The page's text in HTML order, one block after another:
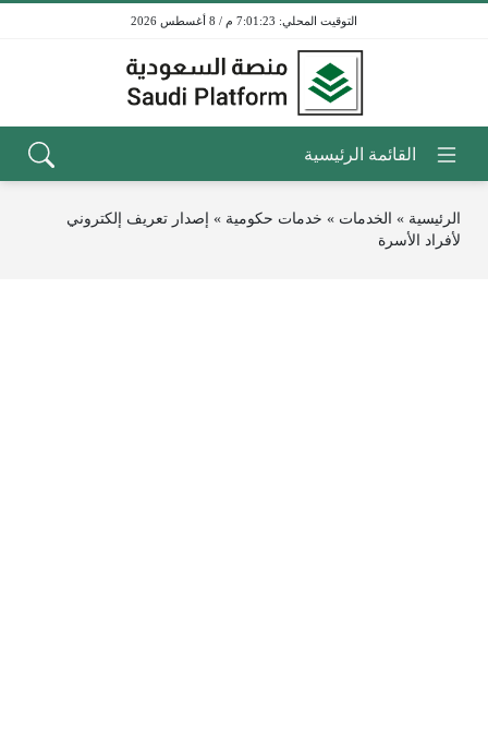
7:01:23 م / 8 أغسطس 2026
الرئيسية » الخدمات » خدمات حكومية » إصدار تعريف إلكتروني
لأفراد الأسرة